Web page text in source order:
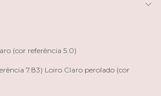
(cor referência 5.0)
7.83) Loiro Claro perolado (cor